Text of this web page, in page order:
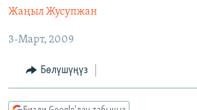
ЭКОНОМИКА
МАДАНИЯТ
БОРБОР АЗИЯ
АТАЙЫН ИЛИКТӨӨ
ТВ ПРОГРАММАЛАР
БҮГҮН АЗАТТЫКТА
ПОДКАСТ
ӨЗГӨЧӨ ПИКИР
Жаңыл Жусупжан
3-Март, 2009
Бөлүшүңүз